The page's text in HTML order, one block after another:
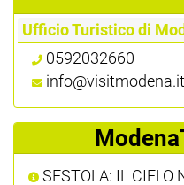
Ufficio Turistico di
0592032660
info@visitmodena.it
SESTOLA: IL CIELO